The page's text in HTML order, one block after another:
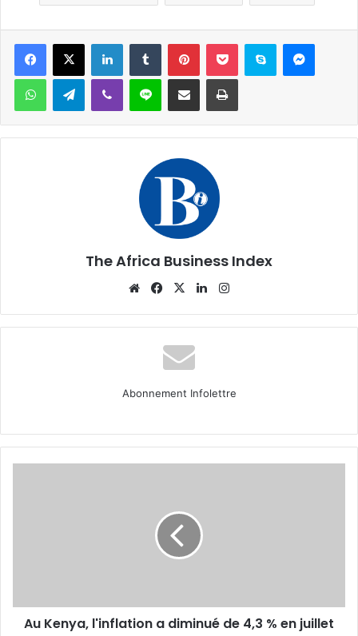
Facebook
X LinkedinTumblr PinterestPocket Skype
WhatsAppTelegramViber Ligne Partager par email Imprimer
The Africa Business Index
WebsiteFacebook
X Linkedin
Abonnement Infolettre
en
juillet
Au Kenya, l'inflation a diminué de 4,3 % en juillet